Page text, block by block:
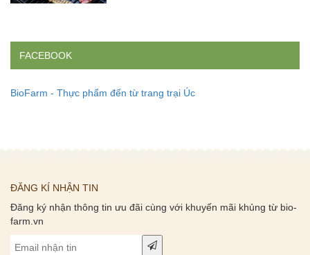
FACEBOOK
BioFarm - Thực phẩm đến từ trang trại Úc
ĐĂNG KÍ NHẬN TIN
Đăng ký nhận thông tin ưu đãi cùng với khuyến mãi khủng từ bio-
farm.vn